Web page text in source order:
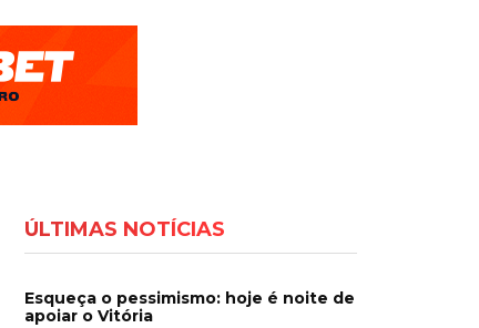
ÚLTIMAS NOTÍCIAS
Esqueça o pessimismo: hoje é noite de
apoiar o Vitória